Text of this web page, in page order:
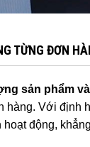
TỪNG ĐƠN
sản phẩm
hàng. Với định
động,